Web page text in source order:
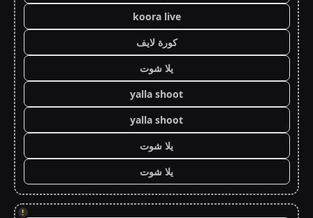
koora live
كورة لايف
يلا شوت
yalla shoot
yalla shoot
يلا شوت
يلا شوت
!